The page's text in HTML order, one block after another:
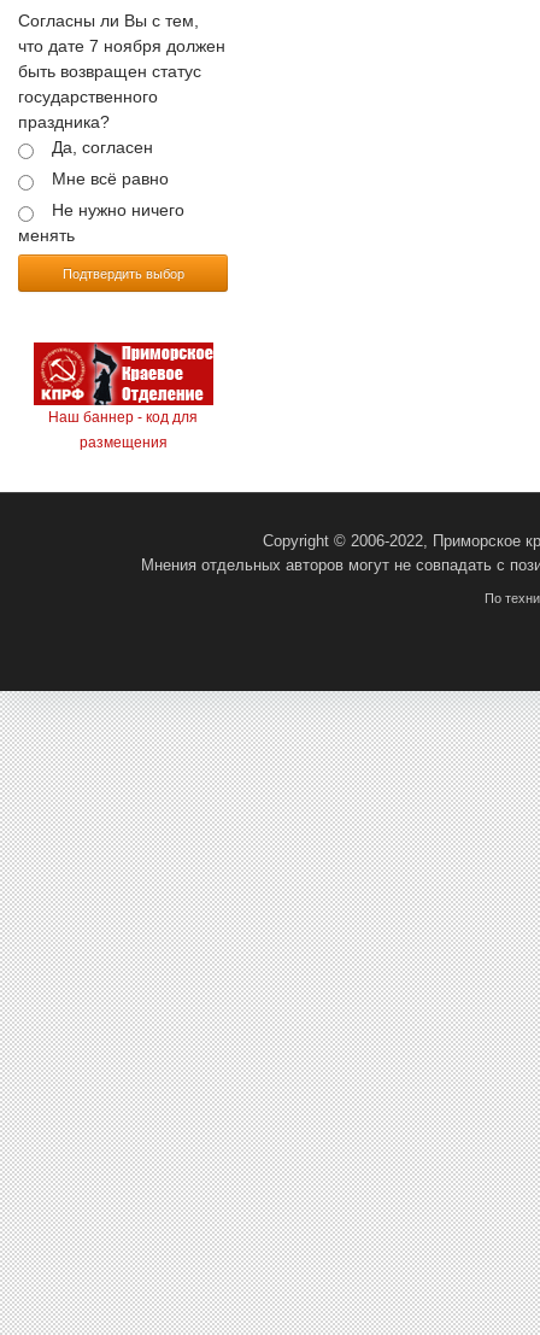
Согласны ли Вы с тем,
что дате 7 ноября должен
быть возвращен статус
государственного
праздника?
Да, согласен
Мне всё равно
Не нужно ничего
менять
Подтвердить выбор
Наш баннер - код для
размещения
Copyright © 2006-2022, Приморское
Мнения отдельных авторов могут не совпадать с
По